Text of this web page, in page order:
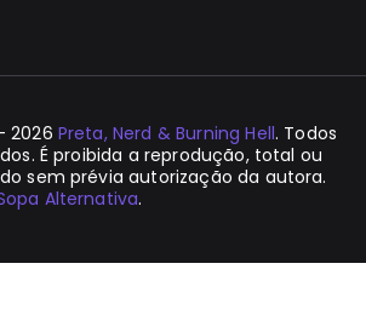
2026 Preta, Nerd & Burning Hell. Todos
É proibida a reprodução, total ou
sem prévia autorização da autora.
Alternativa.